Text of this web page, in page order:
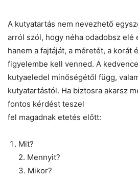
A kutyatartás nem nevezhető
arról szól, hogy néha odadobsz elé
hanem a fajtáját, a méretét, a korát
figyelembe kell venned. A
kutyaeledel minőségétől függ,
kutyatartástól. Ha biztosra akarsz
fontos kérdést teszel
fel magadnak etetés előtt:
Mit?
2. Mennyit?
3. Mikor?